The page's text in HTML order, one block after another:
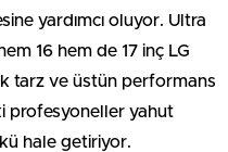
yardımcı oluyor. Ultra
16 hem de 17 inç LG
tarz ve üstün performans
profesyoneller yahut
hale getiriyor.